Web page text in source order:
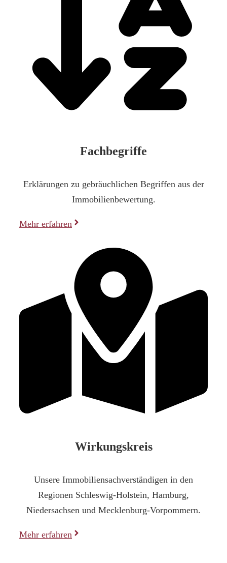
Fachbegriffe
Erklärungen zu gebräuchlichen Begriffen aus der
Immobilienbewertung.
Mehr erfahren
Wirkungskreis
Unsere Immobiliensachverständigen in den
Regionen Schleswig-Holstein, Hamburg,
Niedersachsen und Mecklenburg-Vorpommern.
Mehr erfahren